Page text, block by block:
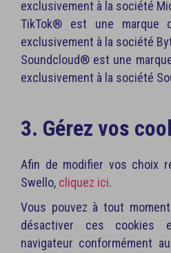
exclusivement à la société
TikTok® est une marque
exclusivement à la société
Soundcloud® est une
exclusivement à la société
3. Gérez vos
Afin de modifier vos choix
Swello, cliquez ici.
Vous pouvez à tout
désactiver ces cookies
navigateur conformément